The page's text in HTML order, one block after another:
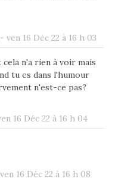
ven 16 Déc 22 à 16 h 03
n'a rien à voir mais
tu es dans l'humour
n'est-ce pas?
16 Déc 22 à 16 h 04
ven 16 Déc 22 à 16 h 08